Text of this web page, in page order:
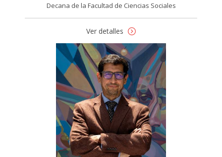
Decana de la Facultad de Ciencias Sociales
Ver detalles